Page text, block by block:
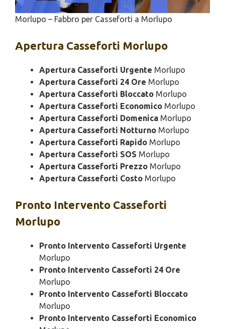
Morlupo – Fabbro per Casseforti a Morlupo
Apertura Casseforti Morlupo
Apertura Casseforti Urgente Morlupo
Apertura Casseforti 24 Ore Morlupo
Apertura Casseforti Bloccato Morlupo
Apertura Casseforti Economico Morlupo
Apertura Casseforti Domenica Morlupo
Apertura Casseforti Notturno Morlupo
Apertura Casseforti Rapido Morlupo
Apertura Casseforti SOS Morlupo
Apertura Casseforti Prezzo Morlupo
Apertura Casseforti Costo Morlupo
Pronto Intervento Casseforti
Morlupo
Pronto Intervento Casseforti Urgente
Morlupo
Pronto Intervento Casseforti 24 Ore
Morlupo
Pronto Intervento Casseforti Bloccato
Morlupo
Pronto Intervento Casseforti Economico